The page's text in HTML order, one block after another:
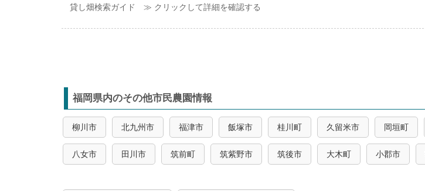
貸し畑検索ガイド ≫ クリックして詳細を確認する
福岡県内のその他市民農園情報
柳川市 北九州市 福津市 飯塚市 桂川町 久留米市 岡垣町
八女市 田川市 筑前町 筑紫野市 筑後市 大木町 小郡市